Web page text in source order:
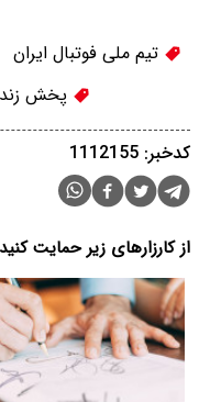
تیم ملی فوتبال ایران
پخش
کدخبر: 1112155
از کارزارهای زیر حمایت